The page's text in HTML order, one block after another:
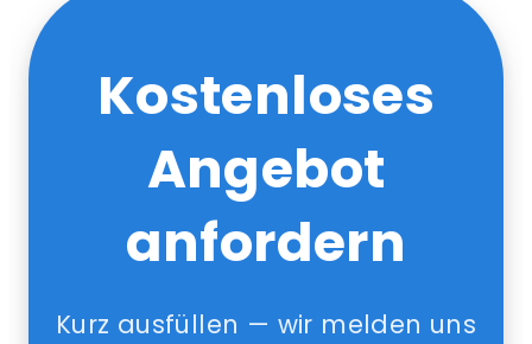
Kostenloses
Angebot
anfordern
Kurz ausfüllen — wir melden uns